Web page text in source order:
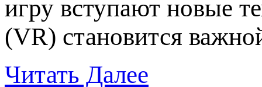
игру вступают новые
(VR) становится
Читать Далее